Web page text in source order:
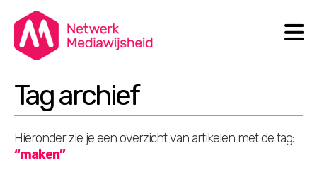
Search
Tag archief
Hieronder zie je een overzicht van artikelen met de tag:
“maken”